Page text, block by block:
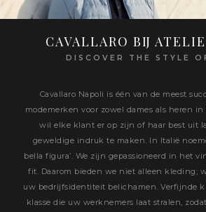
CAVALLARO BIJ
DISCOVER THE STYLE
Cavallaro Napoli is één van de meest
modemerken voor zowel dames als heren in
wil elke klant er op zijn of haar best uit
geweldige indruk te maken. In Italië
bella figura’. We zijn gepassioneerd in het
fit. Daarom bieden we niet alleen kleding;
uw bedrijfsidentiteit belichamen. Verfijnde
klasse die uw werknemers laat stralen,